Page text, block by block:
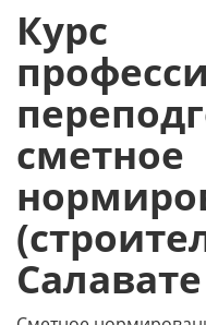
Курс
сметное
Салавате